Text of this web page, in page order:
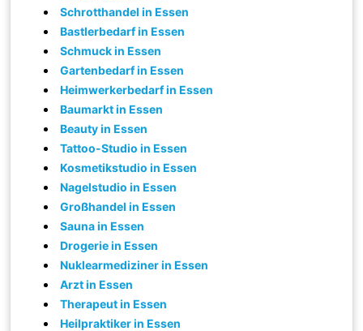
Schrotthandel in Essen
Bastlerbedarf in Essen
Schmuck in Essen
Gartenbedarf in Essen
Heimwerkerbedarf in Essen
Baumarkt in Essen
Beauty in Essen
Tattoo-Studio in Essen
Kosmetikstudio in Essen
Nagelstudio in Essen
Großhandel in Essen
Sauna in Essen
Drogerie in Essen
Nuklearmediziner in Essen
Arzt in Essen
Therapeut in Essen
Heilpraktiker in Essen